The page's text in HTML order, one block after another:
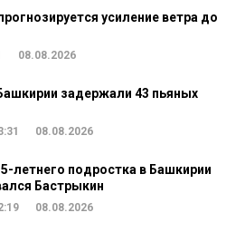
усиление ветра до
08.08.2026
задержали 43 пьяных
08.08.2026
летнего подростка в Башкирии
Бастрыкин
08.08.2026